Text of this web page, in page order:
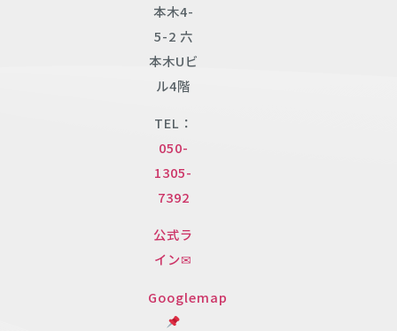
本木4-
5-2 六
本木Uビ
ル4階
TEL：
050-
1305-
7392
公式ラ
イン✉
Googlemap